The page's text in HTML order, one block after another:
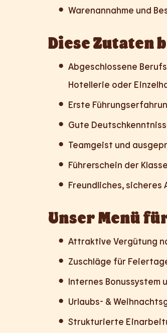
Warenannahme und
Diese Zutaten
Abgeschlossene
Hotellerie oder
Erste
Gute
Teamgeist und
Führerschein der
Freundliches,
Unser Menü
Attraktive Vergütung
Zuschläge für
Internes Bonussystem
Urlaubs- &
Strukturierte